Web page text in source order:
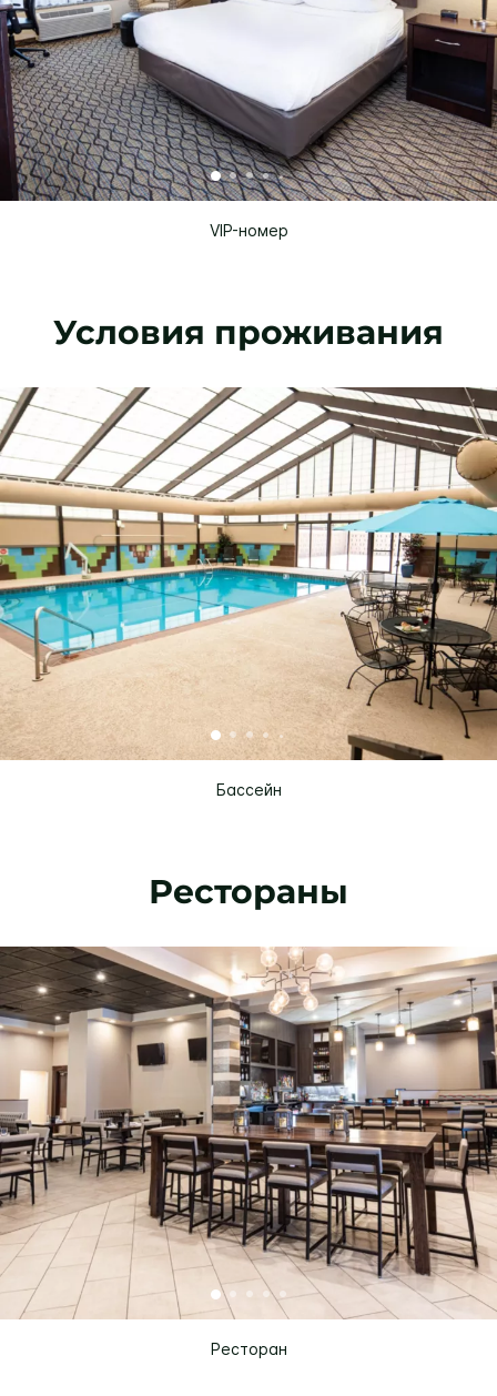
VIP-номер
Условия проживания
Бассейн
Рестораны
Ресторан